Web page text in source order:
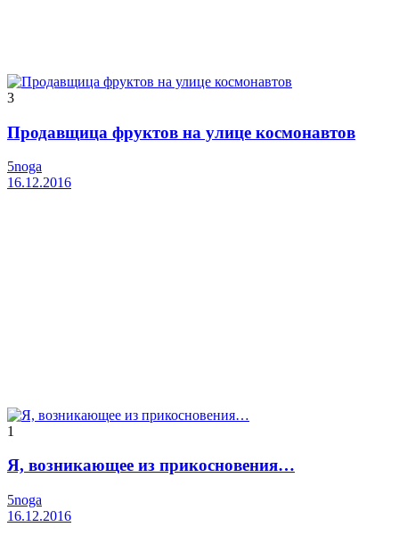
3
Продавщица фруктов на улице космонавтов
5noga
16.12.2016
1
Я, возникающее из прикосновения…
5noga
16.12.2016